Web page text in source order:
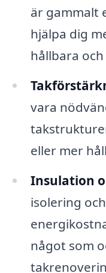
är gammalt
hjälpa dig
hållbara
vara
eller mer
Insulation
isolering
något som